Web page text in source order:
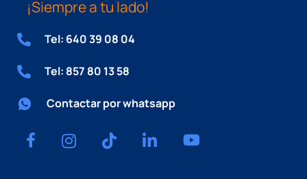
¡Siempre a tu lado!
Tel: 640 39 08 04
Tel: 857 80 13 58
Contactar por whatsapp